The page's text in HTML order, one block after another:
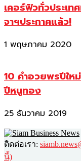
เคอร์ฟิวทั่วประเท
จาฯประกาศแล้ว!
1 พฤษภาคม 2020
10 คำอวยพรปีใ
ปีหนูทอง
25 ธันวาคม 2019
ติดต่อเรา:
นี้)